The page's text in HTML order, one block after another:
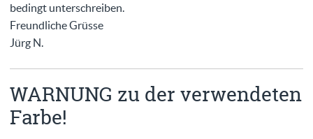
bedingt unterschreiben.
Freundliche Grüsse
Jürg N.
WARNUNG zu der verwendeten
Farbe!